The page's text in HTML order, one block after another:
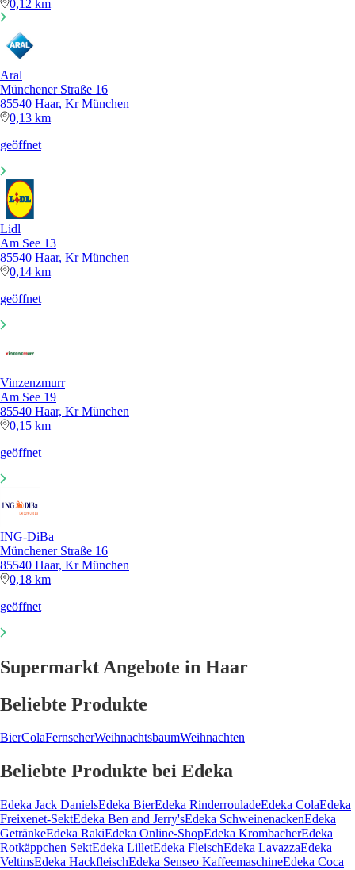
0,12 km
Aral
Münchener Straße 16
85540 Haar, Kr München
0,13 km
geöffnet
Lidl
Am See 13
85540 Haar, Kr München
0,14 km
geöffnet
Vinzenzmurr
Am See 19
85540 Haar, Kr München
0,15 km
geöffnet
ING-DiBa
Münchener Straße 16
85540 Haar, Kr München
0,18 km
geöffnet
Supermarkt Angebote in Haar
Beliebte Produkte
BierColaFernseherWeihnachtsbaumWeihnachten
Beliebte Produkte bei Edeka
Edeka Jack DanielsEdeka BierEdeka RinderrouladeEdeka ColaEdeka
Freixenet-SektEdeka Ben and Jerry'sEdeka SchweinenackenEdeka
GetränkeEdeka RakiEdeka Online-ShopEdeka KrombacherEdeka
Rotkäppchen SektEdeka LilletEdeka FleischEdeka LavazzaEdeka
VeltinsEdeka HackfleischEdeka Senseo KaffeemaschineEdeka Coca